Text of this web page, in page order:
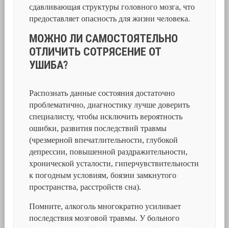
сдавливающая структуры головного мозга, что
предоставляет опасность для жизни человека.
МОЖНО ЛИ САМОСТОЯТЕЛЬНО
ОТЛИЧИТЬ СОТРЯСЕНИЕ ОТ
УШИБА?
Распознать данные состояния достаточно
проблематично, диагностику лучше доверить
специалисту, чтобы исключить вероятность
ошибки, развития последствий травмы
(чрезмерной впечатлительности, глубокой
депрессии, повышенной раздражительности,
хронической усталости, гиперчувствительности
к погодным условиям, боязни замкнутого
пространства, расстройств сна).
Помните, алкоголь многократно усиливает
последствия мозговой травмы. У больного